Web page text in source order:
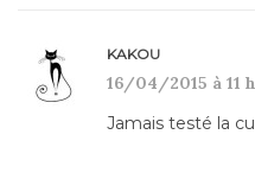
KAKOU
16/04/2015 à 11
Jamais testé la